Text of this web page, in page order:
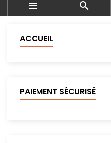
 
ACCUEIL
PAIEMENT SÉCURISÉ